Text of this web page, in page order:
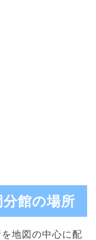
館の場所
地図の中心に配